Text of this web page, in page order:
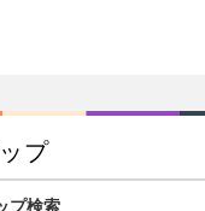
プ
プ検索